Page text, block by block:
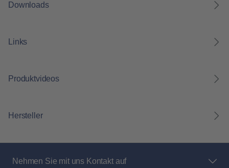
Downloads
Links
Produktvideos
Hersteller
Nehmen Sie mit uns Kontakt auf